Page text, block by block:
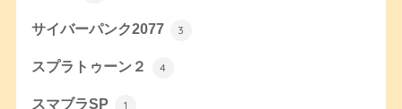
サイバーパンク2077 3
スプラトゥーン２ 4
スマブラSP 1